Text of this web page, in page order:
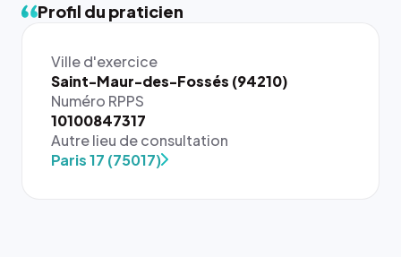
Profil du praticien
Ville d'exercice
Saint-Maur-des-Fossés (94210)
Numéro RPPS
10100847317
Autre lieu de consultation
Paris 17 (75017)
{# 40×40
: la taille
rendue par
`.profile-